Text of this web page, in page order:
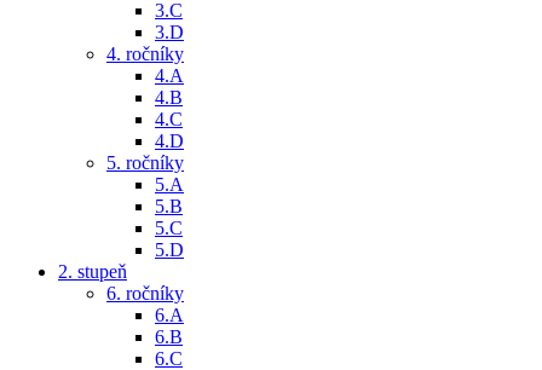
3.C
3.D
4. ročníky
4.A
4.B
4.C
4.D
5. ročníky
5.A
5.B
5.C
5.D
2. stupeň
6. ročníky
6.A
6.B
6.C